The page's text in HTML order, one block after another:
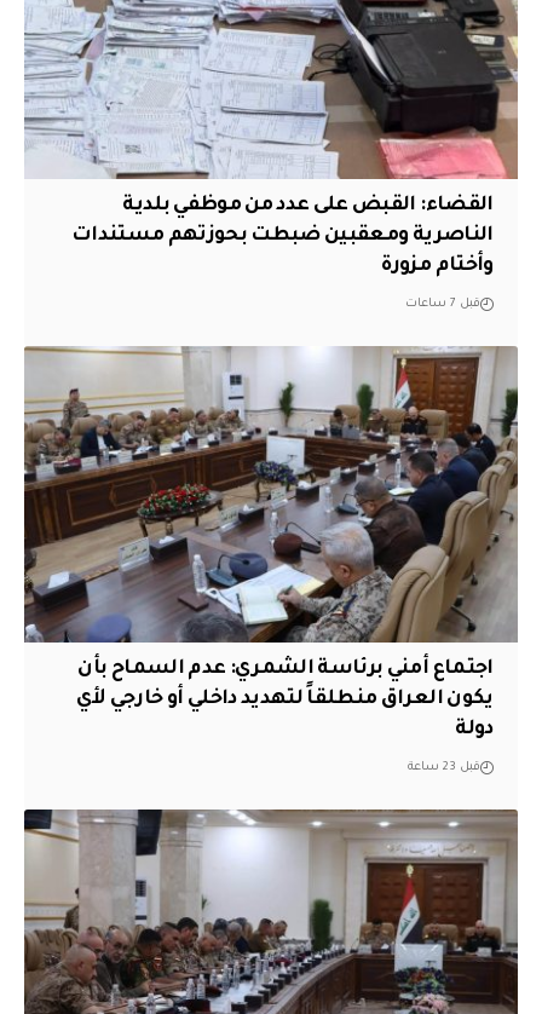
القضاء: القبض على عدد من موظفي بلدية
الناصرية ومعقبين ضبطت بحوزتهم مستندات
وأختام مزورة
قبل 7 ساعات
اجتماع أمني برئاسة الشمري: عدم السماح بأن
يكون العراق منطلقاً لتهديد داخلي أو خارجي لأي
دولة
قبل 23 ساعة